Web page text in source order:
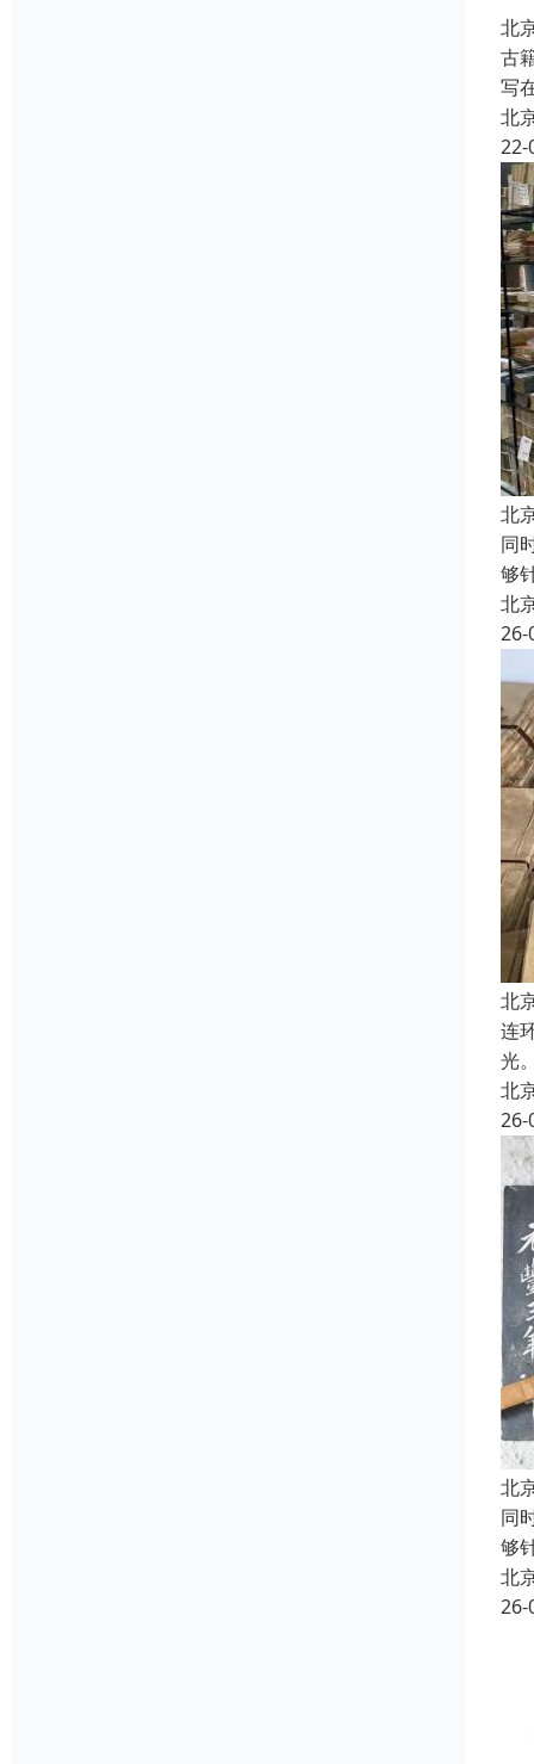
北
古
写
北
22-
北
同
够
北
26-
北
连
光
北
26-
北
同
够
北
26-